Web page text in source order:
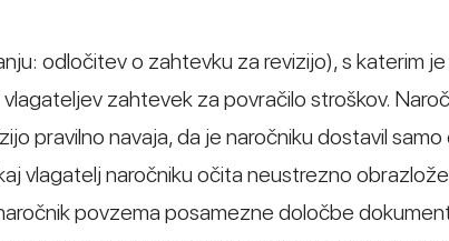
odločitev o zahtevku za revizijo), s katerim je
zahtevek za povračilo stroškov.
pravilno navaja, da je naročniku dostavil samo
vlagatelj naročniku očita neustrezno
povzema posamezne določbe